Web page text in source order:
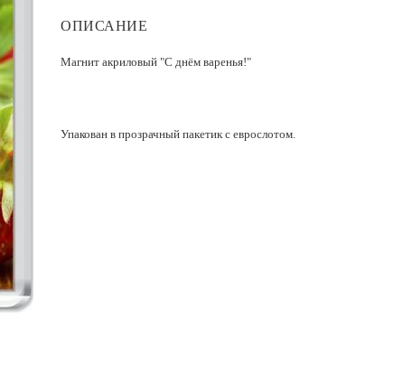
ОПИСАНИЕ
Магнит акриловый "С днём варенья!"
Упакован в прозрачный пакетик с еврослотом.